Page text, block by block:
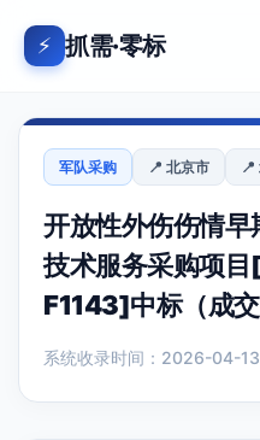
⚡ 抓需·零标
军队采购 📍 北京市 📍
开放性外伤伤情
技术服务采购项
F1143]中标（成
系统收录时间：2026-04-